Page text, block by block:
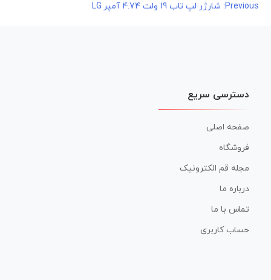
راهبری
Previous: شارژر لپ تاب 19 ولت 4.74 آمپر LG
دسترسی سریع
صفحه اصلی
فروشگاه
مجله قم الکترونیک
درباره ما
تماس با ما
حساب کاربری